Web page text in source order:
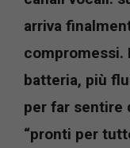
arriva
compromessi.
batteria, più
per far sentire
“pronti per